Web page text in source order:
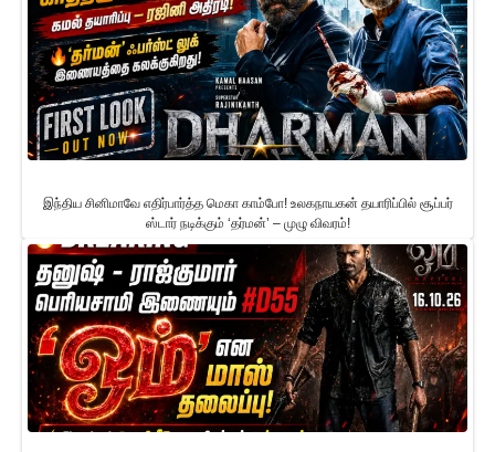
இந்திய சினிமாவே எதிர்பார்த்த மெகா காம்போ! உலகநாயகன் தயாரிப்பில் சூப்பர்
ஸ்டார் நடிக்கும் ‘தர்மன்’ – முழு விவரம்!